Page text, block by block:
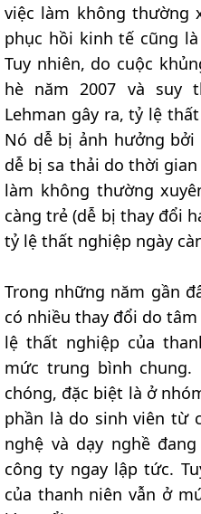
việc làm không thường
phục hồi kinh tế cũng
Tuy nhiên, do cuộc
hè năm 2007 và suy
Lehman gây ra, tỷ lệ
Nó dễ bị ảnh hưởng
dễ bị sa thải do thời
làm không thường
càng trẻ (dễ bị thay đổi
tỷ lệ thất nghiệp ngày
Trong những năm gần
có nhiều thay đổi do
lệ thất nghiệp của
mức trung bình chung.
chóng, đặc biệt là ở
phần là do sinh viên từ
nghệ và dạy nghề
công ty ngay lập tức.
của thanh niên vẫn ở